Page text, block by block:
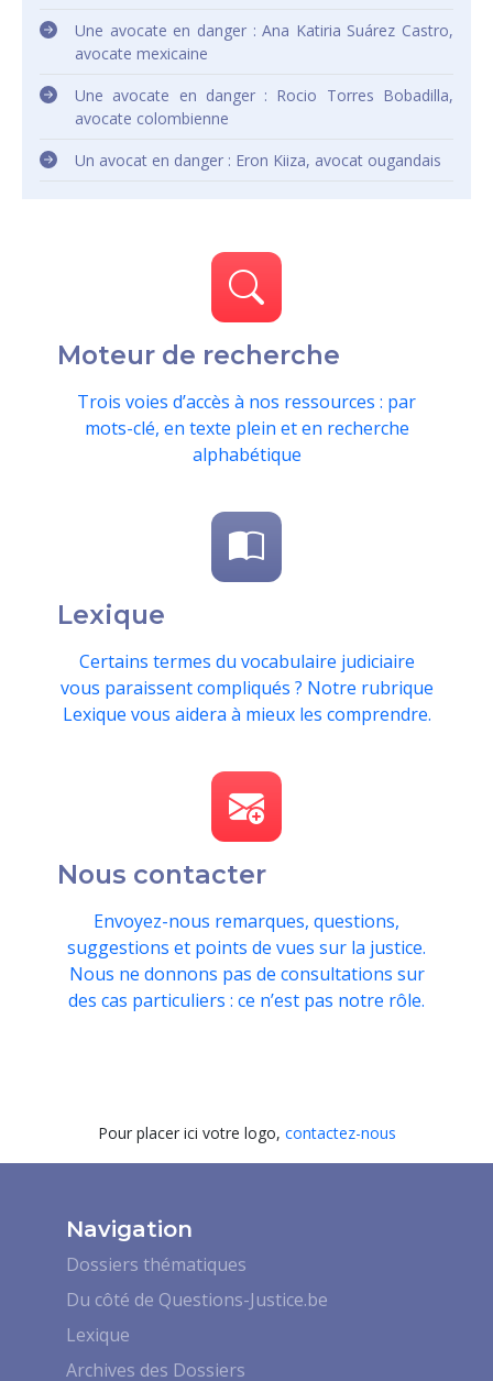
Une avocate en danger : Ana Katiria Suárez Castro,
avocate mexicaine
Une avocate en danger : Rocio Torres Bobadilla,
avocate colombienne
Un avocat en danger : Eron Kiiza, avocat ougandais
Moteur de recherche
Trois voies d’accès à nos ressources : par
mots-clé, en texte plein et en recherche
alphabétique
Lexique
Certains termes du vocabulaire judiciaire
vous paraissent compliqués ? Notre rubrique
Lexique vous aidera à mieux les comprendre.
Nous contacter
Envoyez-nous remarques, questions,
suggestions et points de vues sur la justice.
Nous ne donnons pas de consultations sur
des cas particuliers : ce n’est pas notre rôle.
Pour placer ici votre logo, contactez-nous
Navigation
Dossiers thématiques
Du côté de Questions-Justice.be
Lexique
Archives des Dossiers